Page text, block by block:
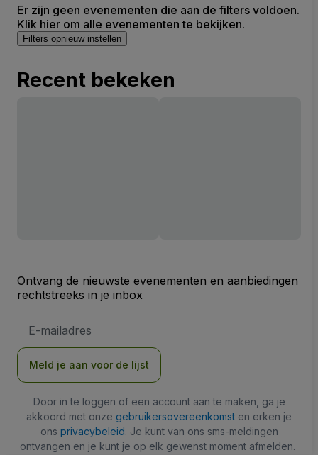
Er zijn geen evenementen die aan de filters voldoen.
Klik hier om alle evenementen te bekijken.
Filters opnieuw instellen
Recent bekeken
Ontvang de nieuwste evenementen en aanbiedingen
rechtstreeks in je inbox
mailadres
Meld je aan voor de lijst
Door in te loggen of een account aan te maken, ga je
akkoord met onze gebruikersovereenkomst en erken je
ons privacybeleid. Je kunt van ons sms-meldingen
ontvangen en je kunt je op elk gewenst moment afmelden.